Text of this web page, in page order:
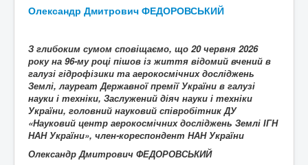
Олександр Дмитрович ФЕДОРОВСЬКИЙ
З глибоким сумом сповіщаємо, що 20червня 2026
року на 96-му році пішов із життя відомий вчений в
галузі гідрофізики та аерокосмічних досліджень
Землі, лауреат Державної премії України в галузі
науки і техніки, Заслужений діяч науки і техніки
України, головний науковий співробітник ДУ
«Науковий центр аерокосмічних досліджень Землі ІГН
НАН України», член-кореспондент НАН України
Олександр Дмитрович ФЕДОРОВСЬКИЙ